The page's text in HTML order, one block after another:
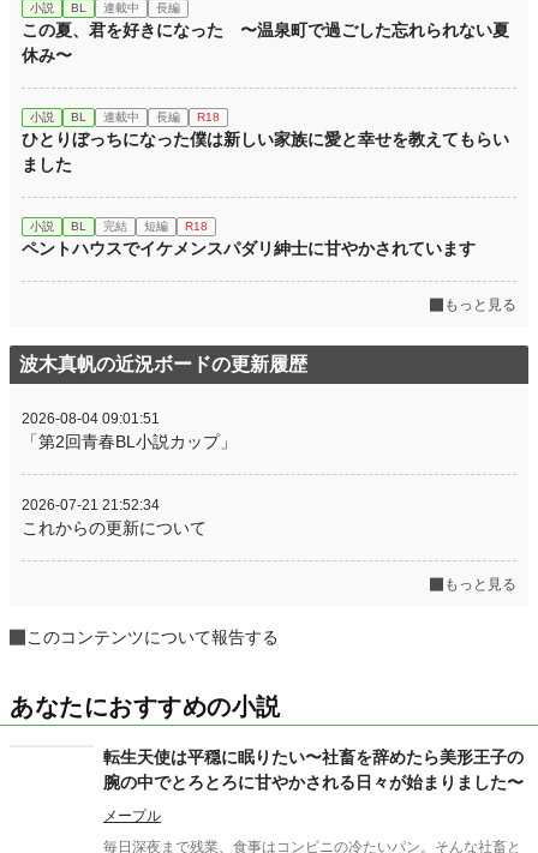
小説 BL 連載中 長編
この夏、君を好きになった 〜温泉町で過ごした忘れられない夏
休み〜
小説 BL 連載中 長編 R18
ひとりぼっちになった僕は新しい家族に愛と幸せを教えてもらい
ました
小説 BL 完結 短編 R18
ペントハウスでイケメンスパダリ紳士に甘やかされています
もっと見る
波木真帆の近況ボードの更新履歴
2026-08-04 09:01:51
「第2回青春BL小説カップ」
2026-07-21 21:52:34
これからの更新について
もっと見る
このコンテンツについて報告する
あなたにおすすめの小説
転生天使は平穏に眠りたい〜社畜を辞めたら美形王子の
腕の中でとろとろに甘やかされる日々が始まりました〜
メープル
毎日深夜まで残業、食事はコンビニの冷たいパン。そんな社畜と